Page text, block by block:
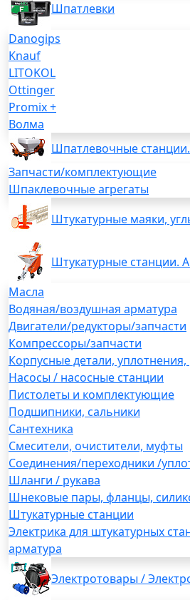
Шпатлевки
Danogips
Knauf
LITOKOL
Ottinger
Promix +
Волма
Шпатлевочные
Запчасти/комплектующие
Шпаклевочные агрегаты
Штукатурные маяки,
Штукатурные станции.
Масла
Водяная/воздушная арматура
Двигатели/редукторы/запчасти
Компрессоры/запчасти
Корпусные детали,
Насосы / насосные станции
Пистолеты и комплектующие
Подшипники, сальники
Сантехника
Смесители, очистители, муфты
Соединения/переходники /
Шланги / рукава
Шнековые пары, фланцы,
Штукатурные станции
Электрика для штукатурных
арматура
Электротовары /